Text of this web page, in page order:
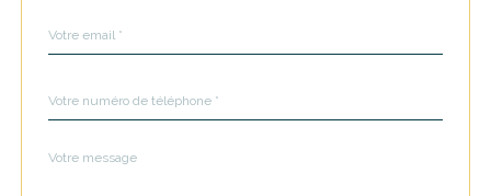
*
*
Fieldset
Message